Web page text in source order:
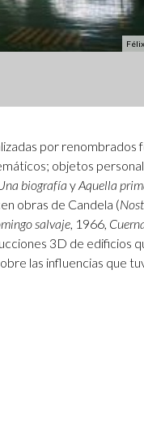
Logos y
Contacto
por renombrados
objetos
biografía yAquella
obras de Candela (
salvaje , 1966,
3D de edificios
las influencias que